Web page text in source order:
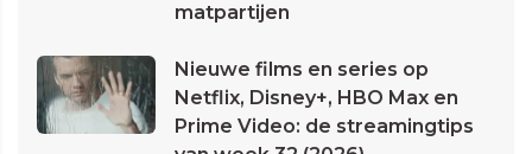
matpartijen
Nieuwe films en series op
Netflix, Disney+, HBO Max en
Prime Video: de streamingtips